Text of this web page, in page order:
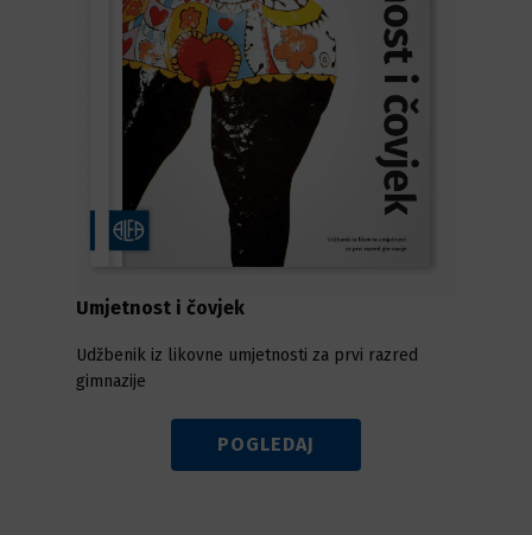
Umjetnost i čovjek
Udžbenik iz likovne umjetnosti za prvi razred
gimnazije
POGLEDAJ